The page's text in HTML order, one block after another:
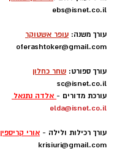
ebs@isnet.co.il
עורך משנה: עופר אשטוקר
oferashtoker@gmail.com
עורך ספורט: שחר כחלון
sc@isnet.co.il
עורכת מדורים - אלדה נתנאל
elda@isnet.co.il
עורך רכילות ולילה - אורי קריספין
krisiuri@gmail.com